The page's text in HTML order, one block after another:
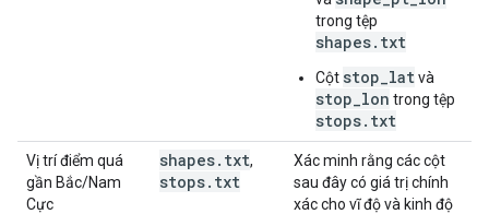
trong tệp
shapes.txt
Cột stop_latvà
stop_lon trong tệp
stops.txt
Vị trí điểm quá
gần Bắc/Nam
Cực
shapes. txt,
stops. txt
Xác minh rằng các cột
sau đây có giá trị chính
xác cho vĩ độ và kinh độ